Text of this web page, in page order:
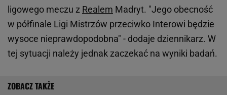
ligowego meczu z Realem Madryt. "Jego obecność
w półfinale Ligi Mistrzów przeciwko Interowi będzie
wysoce nieprawdopodobna" - dodaje dziennikarz. W
tej sytuacji należy jednak zaczekać na wyniki badań.